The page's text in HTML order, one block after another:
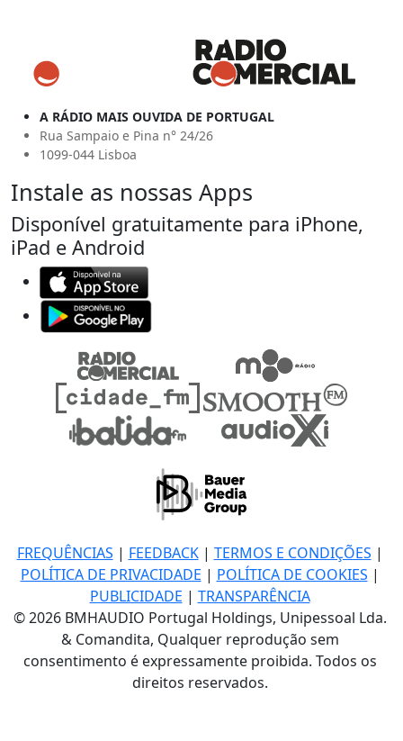
A RÁDIO MAIS OUVIDA DE PORTUGAL
Rua Sampaio e Pina n° 24/26
1099-044 Lisboa
Instale as nossas Apps
Disponível gratuitamente para iPhone,
iPad e Android
FREQUÊNCIAS | FEEDBACK| TERMOS E CONDIÇÕES |
POLÍTICA DE PRIVACIDADE | POLÍTICA DE COOKIES |
PUBLICIDADE | TRANSPARÊNCIA
© 2026 BMHAUDIO Portugal Holdings, Unipessoal Lda.
& Comandita, Qualquer reprodução sem
consentimento é expressamente proibida. Todos os
direitos reservados.